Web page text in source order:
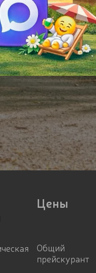
Цены
Общий
прейскурант